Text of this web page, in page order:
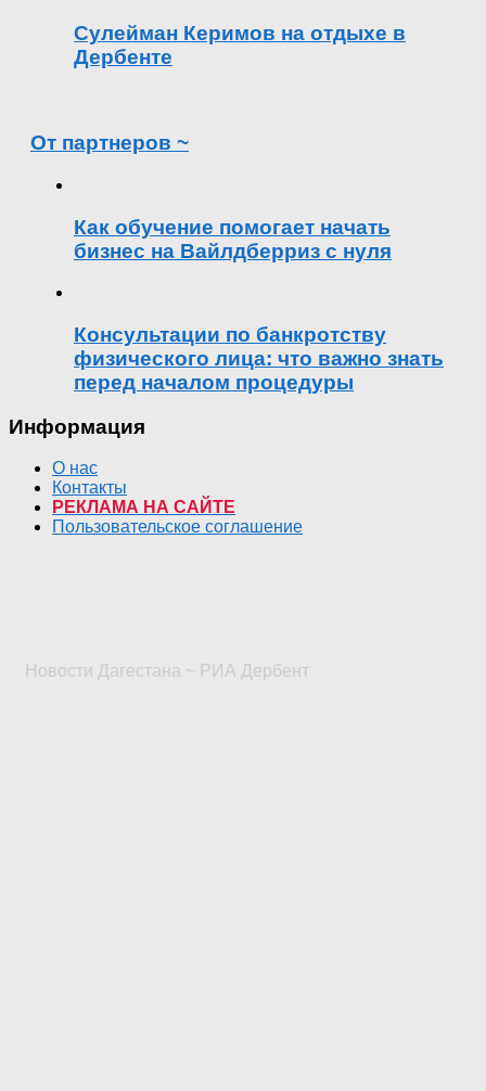
Сулейман Керимов на отдыхе в
Дербенте
От партнеров ~
Как обучение помогает начать
бизнес на Вайлдберриз с нуля
Консультации по банкротству
физического лица: что важно знать
перед началом процедуры
Информация
О нас
Контакты
РЕКЛАМА НА САЙТЕ
Пользовательское соглашение
Новости Дагестана ~ РИА Дербент